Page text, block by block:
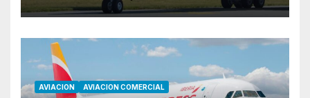
AVIACION AVIACION COMERCIAL